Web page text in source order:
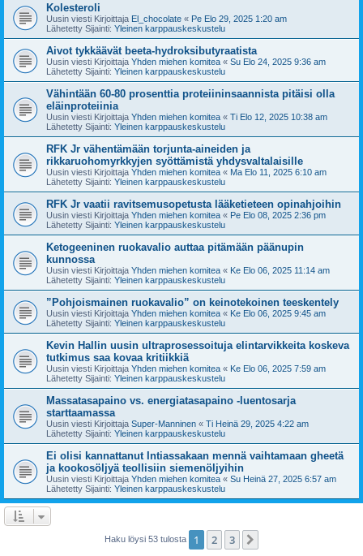
Kolesteroli
Uusin viesti Kirjoittaja El_chocolate « Pe Elo 29, 2025 1:20 am
Lähetetty Sijainti: Yleinen karppauskeskustelu
Aivot tykkäävät beeta-hydroksibutyraatista
Uusin viesti Kirjoittaja Yhden miehen komitea « Su Elo 24, 2025 9:36 am
Lähetetty Sijainti: Yleinen karppauskeskustelu
Vähintään 60-80 prosenttia proteiininsaannista pitäisi olla
eläinproteiinia
Uusin viesti Kirjoittaja Yhden miehen komitea « Ti Elo 12, 2025 10:38 am
Lähetetty Sijainti: Yleinen karppauskeskustelu
RFK Jr vähentämään torjunta-aineiden ja
rikkaruohomyrkkyjen syöttämistä yhdysvaltalaisille
Uusin viesti Kirjoittaja Yhden miehen komitea « Ma Elo 11, 2025 6:10 am
Lähetetty Sijainti: Yleinen karppauskeskustelu
RFK Jr vaatii ravitsemusopetusta lääketieteen opinahjoihin
Uusin viesti Kirjoittaja Yhden miehen komitea « Pe Elo 08, 2025 2:36 pm
Lähetetty Sijainti: Yleinen karppauskeskustelu
Ketogeeninen ruokavalio auttaa pitämään päänupin
kunnossa
Uusin viesti Kirjoittaja Yhden miehen komitea « Ke Elo 06, 2025 11:14 am
Lähetetty Sijainti: Yleinen karppauskeskustelu
”Pohjoismainen ruokavalio” on keinotekoinen teeskentely
Uusin viesti Kirjoittaja Yhden miehen komitea « Ke Elo 06, 2025 9:45 am
Lähetetty Sijainti: Yleinen karppauskeskustelu
Kevin Hallin uusin ultraprosessoituja elintarvikkeita koskeva
tutkimus saa kovaa kritiikkiä
Uusin viesti Kirjoittaja Yhden miehen komitea « Ke Elo 06, 2025 7:59 am
Lähetetty Sijainti: Yleinen karppauskeskustelu
Massatasapaino vs. energiatasapaino -luentosarja
starttaamassa
Uusin viesti Kirjoittaja Super-Manninen « Ti Heinä 29, 2025 4:22 am
Lähetetty Sijainti: Yleinen karppauskeskustelu
Ei olisi kannattanut Intiassakaan mennä vaihtamaan gheetä
ja kookosöljyä teollisiin siemenöljyihin
Uusin viesti Kirjoittaja Yhden miehen komitea « Su Heinä 27, 2025 6:57 am
Lähetetty Sijainti: Yleinen karppauskeskustelu
Haku löysi 53 tulosta 1 2 3